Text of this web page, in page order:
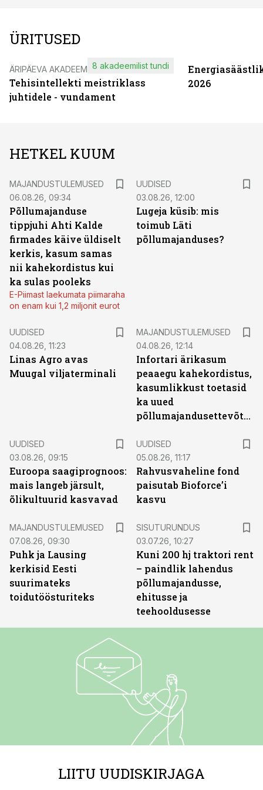
ÜRITUSED
ÄRIPÄEVA AKADEEMIA
Tehisintellekti meistriklass
juhtidele - vundament
8 akadeemilist tundi
2026
HETKEL KUUM
MAJANDUSTULEMUSED
06.08.26, 09:34
Põllumajanduse
tippjuhi Ahti Kalde
firmades käive üldiselt
kerkis, kasum samas
nii kahekordistus kui
ka sulas pooleks
E-Piimast laekumata piimaraha
on enam kui 1,2 miljonit eurot
UUDISED
03.08.26, 12:00
Lugeja küsib: mis
toimub Läti
põllumajanduses?
UUDISED
04.08.26, 11:23
Linas Agro avas
Muugal viljaterminali
MAJANDUSTULEMUSED
04.08.26, 12:14
Infortari ärikasum
peaaegu kahekordistus,
kasumlikkust toetasid
ka uued
põllumajandusettevõtted
UUDISED
03.08.26, 09:15
Euroopa saagiprognoos:
mais langeb järsult,
õlikultuurid kasvavad
UUDISED
05.08.26, 11:17
Rahvusvaheline fond
paisutab Bioforce’i
kasvu
MAJANDUSTULEMUSED
07.08.26, 09:30
Puhk ja Lausing
kerkisid Eesti
suurimateks
toidutöösturiteks
SISUTURUNDUS
03.07.26, 10:27
Kuni 200 hj traktori rent
– paindlik lahendus
põllumajandusse,
ehitusse ja
teehooldusesse
LIITU UUDISKIRJAGA